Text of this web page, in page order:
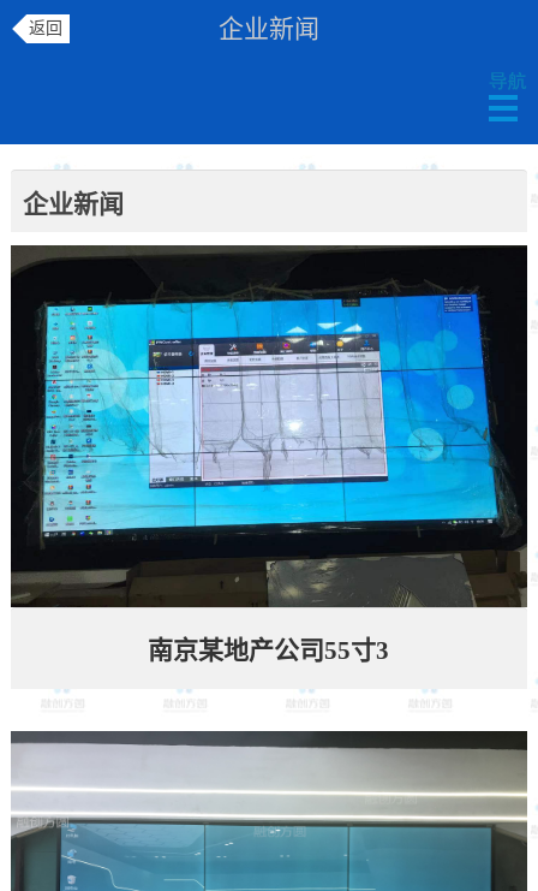
返回 企业新闻
企业新闻
南京某地产公司55寸3